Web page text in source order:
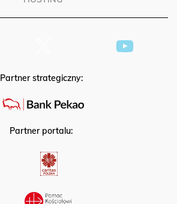
Partner strategiczny:
Partner portalu: